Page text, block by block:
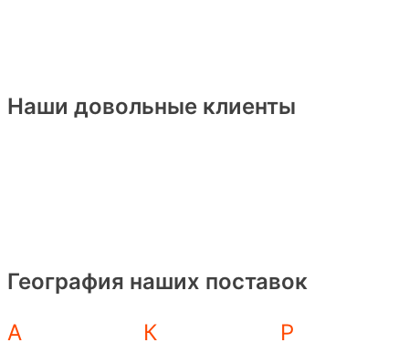
Наши довольные клиенты
География наших поставок
А
К Р